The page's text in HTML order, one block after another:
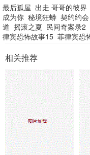
最后孤屋 出走 哥哥的彼界
成为你 秘境狂蟒 契约约会
道 摇滚之夏 民间奇案录2
律宾恐怖故事15 菲律宾恐
相关推荐